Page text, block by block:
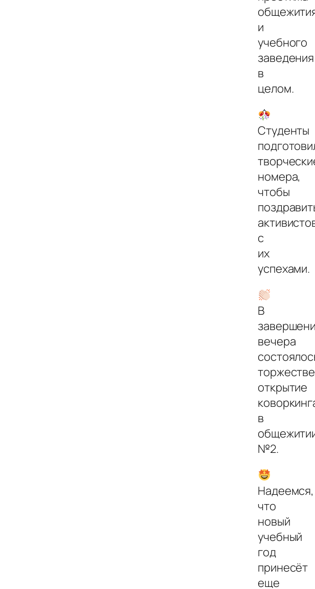
и
учебного
заведения
в
целом.
Студенты
номера,
чтобы
с
их
успехами.
В
вечера
открытие
в
№2.
Надеемся,
что
новый
учебный
год
принесёт
еще